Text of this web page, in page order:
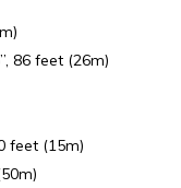
86 feet (26m)
feet (15m)